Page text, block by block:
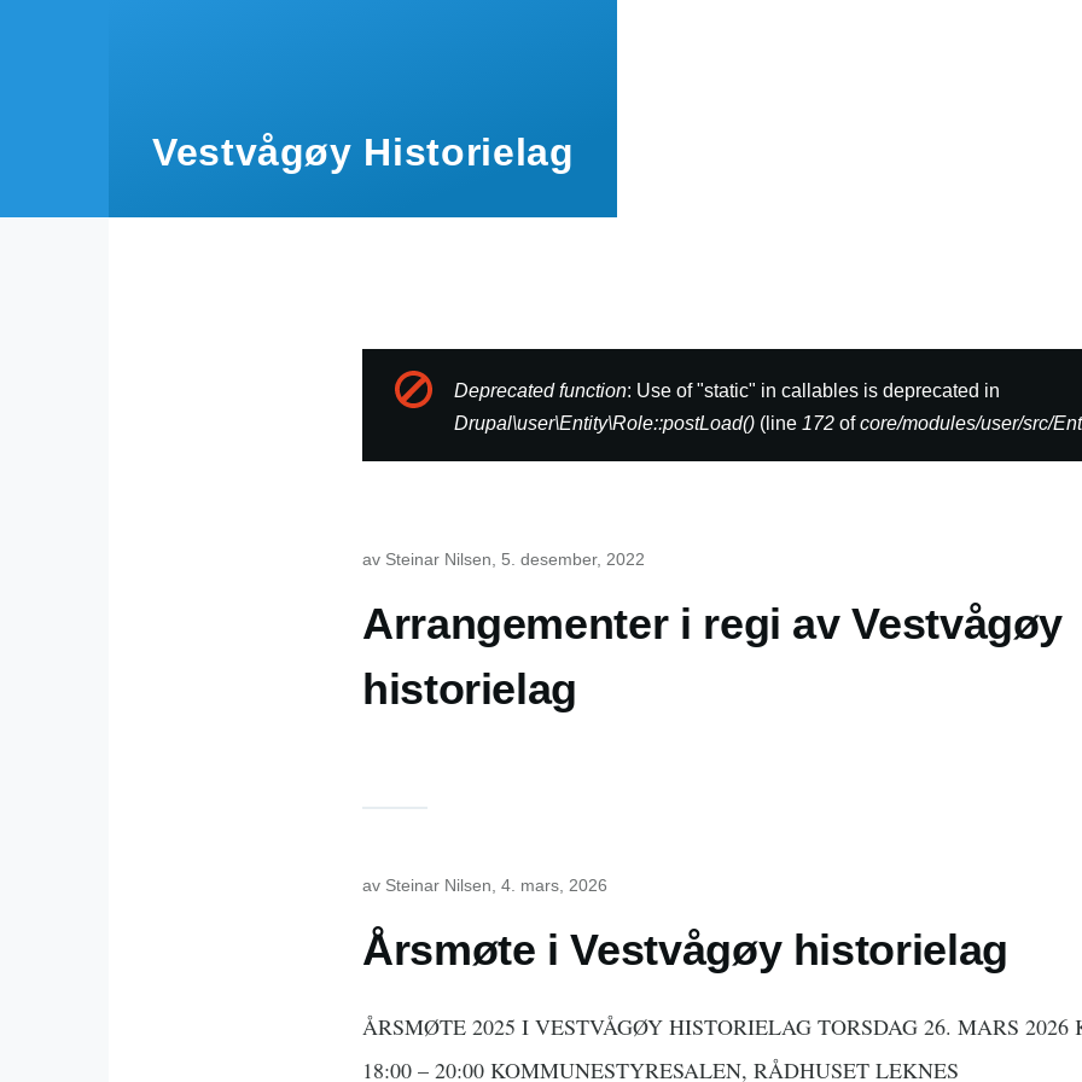
Vestvågøy Historielag
Feilmelding
Deprecated function: Use of "static" in callables is deprecated in
Drupal\user\Entity\Role::postLoad() (line 172 ofcore/modules/user/src/
av Steinar Nilsen , 5. desember, 2022
Arrangementer i regi av Vestvågøy
historielag
av Steinar Nilsen , 4. mars, 2026
Årsmøte i Vestvågøy historielag
ÅRSMØTE 2025 I VESTVÅGØY HISTORIELAG TORSDAG 26. MARS 2026
18:00 – 20:00 KOMMUNESTYRESALEN, RÅDHUSET LEKNES